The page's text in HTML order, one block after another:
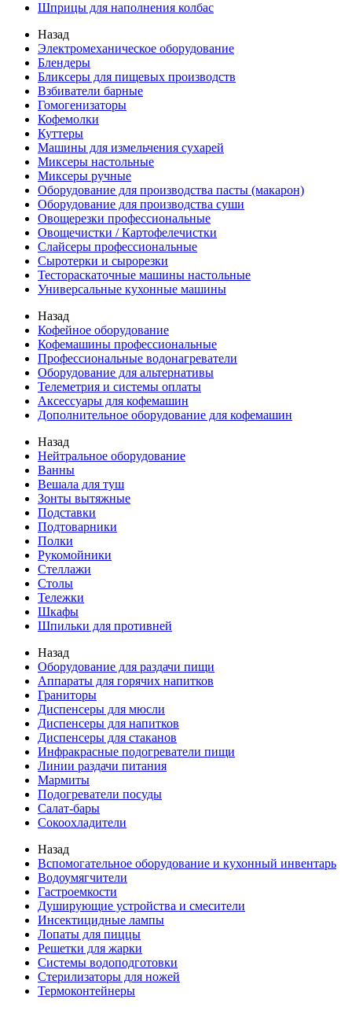
Шприцы для наполнения колбас
Назад
Электромеханическое оборудование
Блендеры
Бликсеры для пищевых производств
Взбиватели барные
Гомогенизаторы
Кофемолки
Куттеры
Машины для измельчения сухарей
Миксеры настольные
Миксеры ручные
Оборудование для производства пасты (макарон)
Оборудование для производства суши
Овощерезки профессиональные
Овощечистки / Картофелечистки
Слайсеры профессиональные
Сыротерки и сырорезки
Тестораскаточные машины настольные
Универсальные кухонные машины
Назад
Кофейное оборудование
Кофемашины профессиональные
Профессиональные водонагреватели
Оборудование для альтернативы
Телеметрия и системы оплаты
Аксессуары для кофемашин
Дополнительное оборудование для кофемашин
Назад
Нейтральное оборудование
Ванны
Вешала для туш
Зонты вытяжные
Подставки
Подтоварники
Полки
Рукомойники
Стеллажи
Столы
Тележки
Шкафы
Шпильки для противней
Назад
Оборудование для раздачи пищи
Аппараты для горячих напитков
Граниторы
Диспенсеры для мюсли
Диспенсеры для напитков
Диспенсеры для стаканов
Инфракрасные подогреватели пищи
Линии раздачи питания
Мармиты
Подогреватели посуды
Салат-бары
Сокоохладители
Назад
Вспомогательное оборудование и кухонный инвентарь
Водоумягчители
Гастроемкости
Душирующие устройства и смесители
Инсектицидные лампы
Лопаты для пиццы
Решетки для жарки
Системы водоподготовки
Стерилизаторы для ножей
Термоконтейнеры